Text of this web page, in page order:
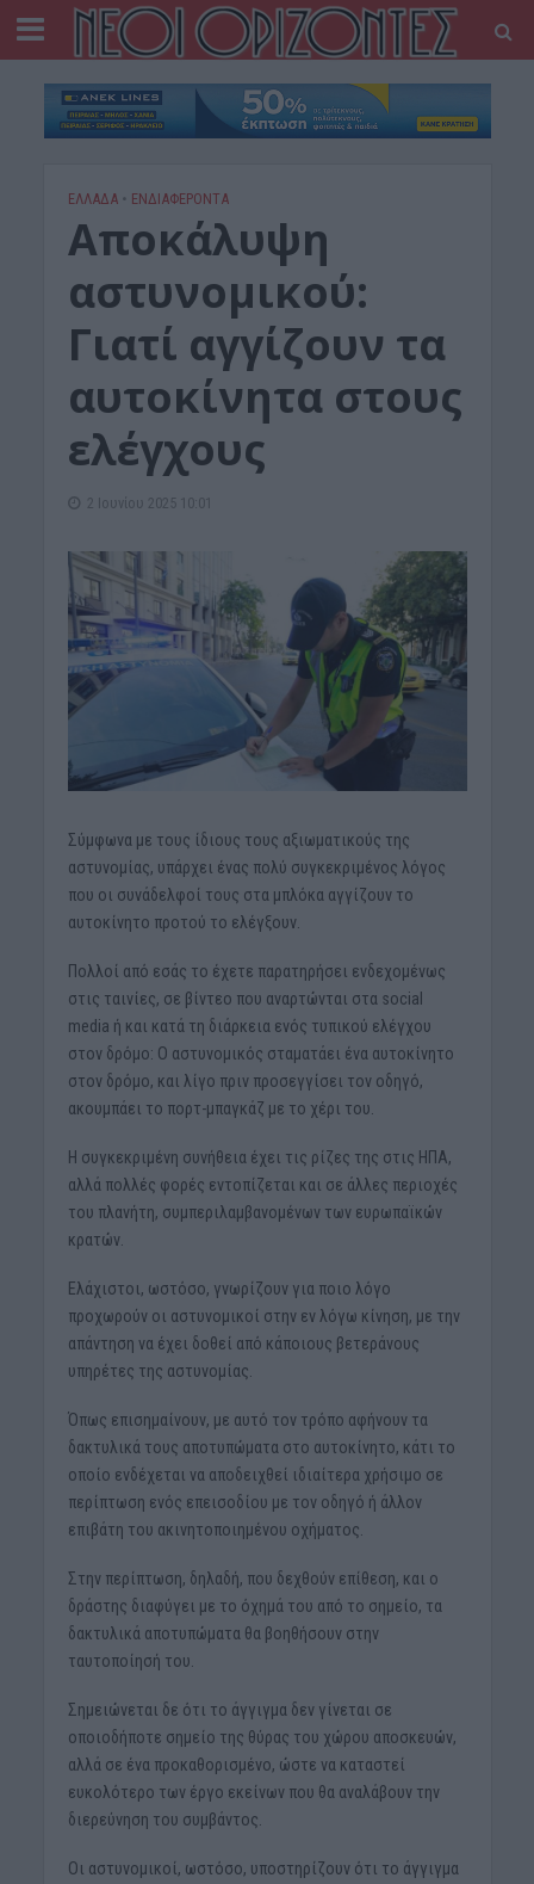
ΕΛΛΑΔΑ • ΕΝΔΙΑΦΕΡΟΝΤΑ
Αποκάλυψη
αστυνομικού:
Γιατί αγγίζουν τα
αυτοκίνητα στους
ελέγχους
2 Ιουνίου 2025 10:01
Σύμφωνα με τους ίδιους τους αξιωματικούς της
αστυνομίας, υπάρχει ένας πολύ συγκεκριμένος λόγος
που οι συνάδελφοί τους στα μπλόκα αγγίζουν το
αυτοκίνητο προτού το ελέγξουν.
Πολλοί από εσάς το έχετε παρατηρήσει ενδεχομένως
στις ταινίες, σε βίντεο που αναρτώνται στα social
media ή και κατά τη διάρκεια ενός τυπικού ελέγχου
στον δρόμο: Ο αστυνομικός σταματάει ένα αυτοκίνητο
στον δρόμο, και λίγο πριν προσεγγίσει τον οδηγό,
ακουμπάει το πορτ-μπαγκάζ με το χέρι του.
Η συγκεκριμένη συνήθεια έχει τις ρίζες της στις ΗΠΑ,
αλλά πολλές φορές εντοπίζεται και σε άλλες περιοχές
του πλανήτη, συμπεριλαμβανομένων των ευρωπαϊκών
κρατών.
Ελάχιστοι, ωστόσο, γνωρίζουν για ποιο λόγο
προχωρούν οι αστυνομικοί στην εν λόγω κίνηση, με την
απάντηση να έχει δοθεί από κάποιους βετεράνους
υπηρέτες της αστυνομίας.
Όπως επισημαίνουν, με αυτό τον τρόπο αφήνουν τα
δακτυλικά τους αποτυπώματα στο αυτοκίνητο, κάτι το
οποίο ενδέχεται να αποδειχθεί ιδιαίτερα χρήσιμο σε
περίπτωση ενός επεισοδίου με τον οδηγό ή άλλον
επιβάτη του ακινητοποιημένου οχήματος.
Στην περίπτωση, δηλαδή, που δεχθούν επίθεση, και ο
δράστης διαφύγει με το όχημά του από το σημείο, τα
δακτυλικά αποτυπώματα θα βοηθήσουν στην
ταυτοποίησή του.
Σημειώνεται δε ότι το άγγιγμα δεν γίνεται σε
οποιοδήποτε σημείο της θύρας του χώρου αποσκευών,
αλλά σε ένα προκαθορισμένο, ώστε να καταστεί
ευκολότερο των έργο εκείνων που θα αναλάβουν την
διερεύνηση του συμβάντος.
Οι αστυνομικοί, ωστόσο, υποστηρίζουν ότι το άγγιγμα